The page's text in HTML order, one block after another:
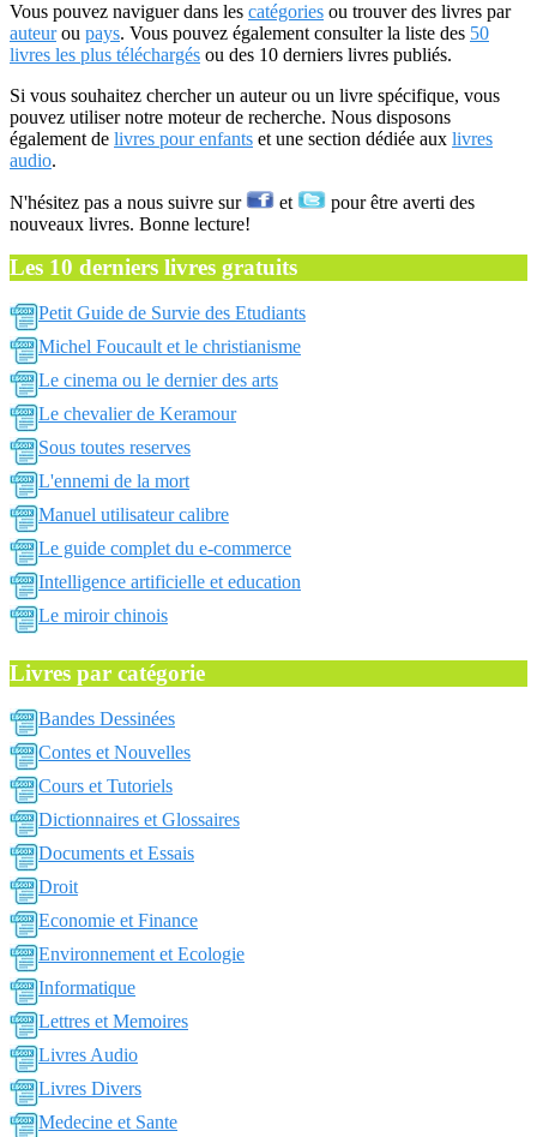
Vous pouvez naviguer dans les catégories ou trouver des livres par
auteurou pays. Vous pouvez également consulter la liste des 50
livres les plus téléchargés ou des 10 derniers livres publiés.
Si vous souhaitez chercher un auteur ou un livre spécifique, vous
pouvez utiliser notre moteur de recherche. Nous disposons
également de livres pour enfants et une section dédiée aux livres
audio.
N'hésitez pas a nous suivre sur et
pour être averti des
nouveaux livres. Bonne lecture!
Les 10 derniers livres gratuits
Petit Guide de Survie des Etudiants
Michel Foucault et le christianisme
Le cinema ou le dernier des arts
Le chevalier de Keramour
Sous toutes reserves
L'ennemi de la mort
Manuel utilisateur calibre
Le guide complet du e-commerce
Intelligence artificielle et education
Le miroir chinois
Livres par catégorie
Bandes Dessinées
Contes et Nouvelles
Cours et Tutoriels
Dictionnaires et Glossaires
Documents et Essais
Droit
Economie et Finance
Environnement et Ecologie
Informatique
Lettres et Memoires
Livres Audio
Livres Divers
Medecine et Sante